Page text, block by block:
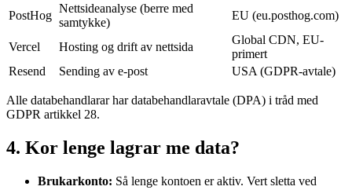
PostHog
Nettsideanalyse (berre med
samtykke)
EU (eu.posthog.com)
Vercel Hosting og drift av nettsida
Global CDN, EU-
primert
Resend
Sending av e-post USA (GDPR-avtale)
Alle databehandlarar har databehandlaravtale (DPA) i tråd med
GDPR artikkel 28.
4. Kor lenge lagrar me data?
Brukarkonto: Så lenge kontoen er aktiv. Vert sletta ved